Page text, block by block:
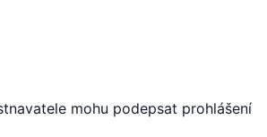
mohu podepsat prohlášení